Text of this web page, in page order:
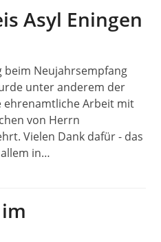
Asyl Eningen
beim Neujahrsempfang
unter anderem der
ehrenamtliche Arbeit mit
von Herrn
Vielen Dank dafür - das
in…